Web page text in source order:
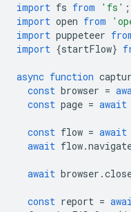
import fs from 'fs' ;
import open from
import puppeteer
import {startFlow}
async function
const browser =
const page = await
const flow = await
await flow.
await browser .
const report =